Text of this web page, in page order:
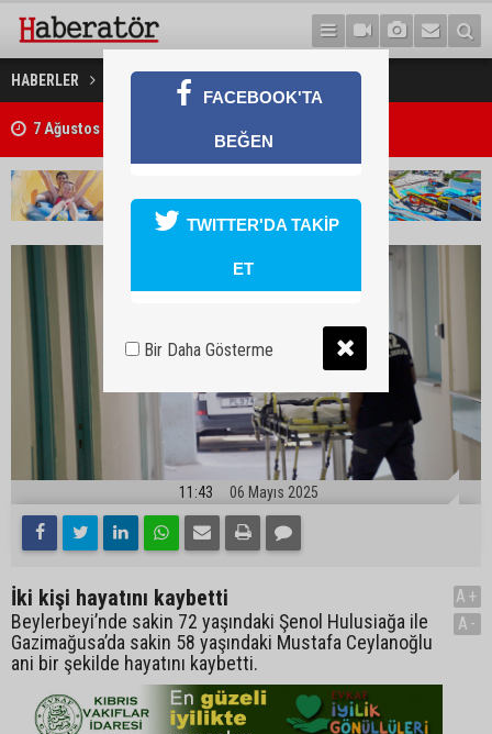
HABERLER GÜNDEM İki kişi hayatını kaybetti
7 Ağustos 2026 Döviz Kurları
11:43 06 Mayıs 2025
İki kişi hayatını kaybetti
Beylerbeyi’nde sakin 72 yaşındaki Şenol Hulusiağa ile
Gazimağusa’da sakin 58 yaşındaki Mustafa Ceylanoğlu
ani bir şekilde hayatını kaybetti.
A+
A-
FACEBOOK'TA
BEĞEN
TWITTER'DA TAKİP
ET
Bir Daha Gösterme